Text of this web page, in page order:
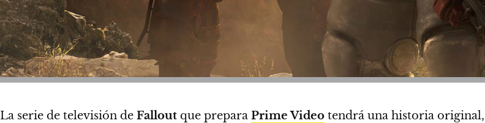
La serie de televisión de Fallout que prepara Prime Video tendrá una historia original